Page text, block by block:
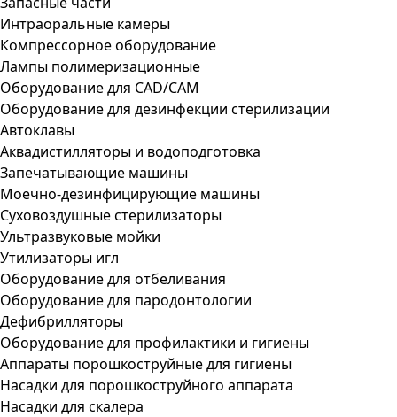
Интраоральные камеры
Компрессорное оборудование
Лампы полимеризационные
Оборудование для CAD/CAM
Оборудование для дезинфекции стерилизации
Автоклавы
Аквадистилляторы и водоподготовка
Запечатывающие машины
Моечно-дезинфицирующие машины
Суховоздушные стерилизаторы
Ультразвуковые мойки
Утилизаторы игл
Оборудование для отбеливания
Оборудование для пародонтологии
Дефибрилляторы
Оборудование для профилактики и гигиены
Аппараты порошкоструйные для гигиены
Насадки для порошкоструйного аппарата
Насадки для скалера